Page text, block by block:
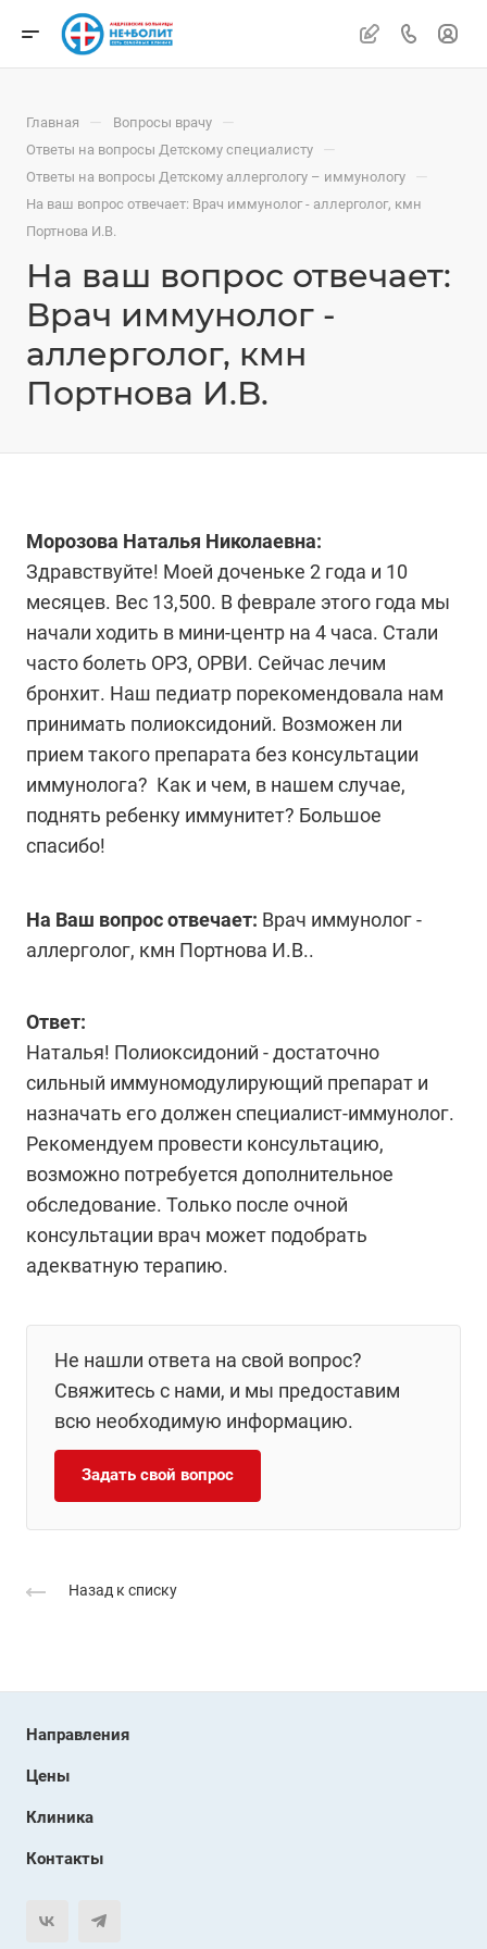
Главная — Вопросы врачу —
Ответы на вопросы Детскому специалисту —
Ответы на вопросы Детскому аллергологу – иммунологу —
На ваш вопрос отвечает: Врач иммунолог - аллерголог, кмн
Портнова И.В.
На ваш вопрос отвечает:
Врач иммунолог -
аллерголог, кмн
Портнова И.В.
Морозова Наталья Николаевна:
Здравствуйте! Моей доченьке 2 года и 10
месяцев. Вес 13,500. В феврале этого года мы
начали ходить в мини-центр на 4 часа. Стали
часто болеть ОРЗ, ОРВИ. Сейчас лечим
бронхит. Наш педиатр порекомендовала нам
принимать полиоксидоний. Возможен ли
прием такого препарата без консультации
иммунолога? Как и чем, в нашем случае,
поднять ребенку иммунитет? Большое
спасибо!
На Ваш вопрос отвечает: Врач иммунолог -
аллерголог, кмн Портнова И.В..
Ответ:
Наталья! Полиоксидоний - достаточно
сильный иммуномодулирующий препарат и
назначать его должен специалист-иммунолог.
Рекомендуем провести консультацию,
возможно потребуется дополнительное
обследование. Только после очной
консультации врач может подобрать
адекватную терапию.
Не нашли ответа на свой вопрос?
Свяжитесь с нами, и мы предоставим
всю необходимую информацию.
Задать свой вопрос
Назад к списку
Направления
Цены
Клиника
Контакты